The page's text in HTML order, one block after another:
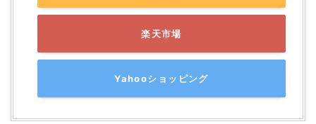
楽天市場
Yahooショッピング